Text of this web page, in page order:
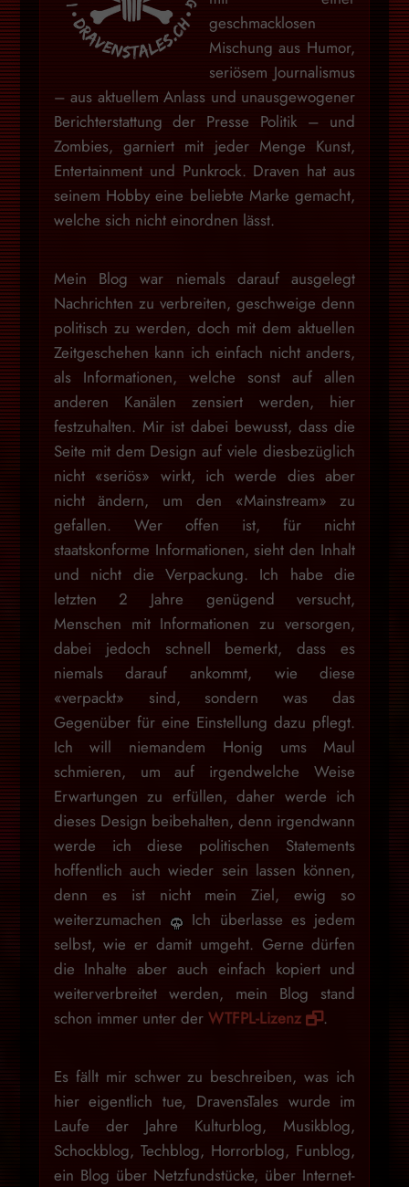
geschmacklosen
Mischung aus Humor,
seriösem Journalismus
– aus aktuellem Anlass und unausgewogener
Berichterstattung der Presse Politik – und
Zombies, garniert mit jeder Menge Kunst,
Entertainment und Punkrock. Draven hat aus
seinem Hobby eine beliebte Marke gemacht,
welche sich nicht einordnen lässt.
Mein Blog war niemals darauf ausgelegt
Nachrichten zu verbreiten, geschweige denn
politisch zu werden, doch mit dem aktuellen
Zeitgeschehen kann ich einfach nicht anders,
als Informationen, welche sonst auf allen
anderen Kanälen zensiert werden, hier
festzuhalten. Mir ist dabei bewusst, dass die
Seite mit dem Design auf viele diesbezüglich
nicht «seriös» wirkt, ich werde dies aber
nicht ändern, um den «Mainstream» zu
gefallen. Wer offen ist, für nicht
staatskonforme Informationen, sieht den Inhalt
und nicht die Verpackung. Ich habe die
letzten 2 Jahre genügend versucht,
Menschen mit Informationen zu versorgen,
dabei jedoch schnell bemerkt, dass es
niemals darauf ankommt, wie diese
«verpackt» sind, sondern was das
Gegenüber für eine Einstellung dazu pflegt.
Ich will niemandem Honig ums Maul
schmieren, um auf irgendwelche Weise
Erwartungen zu erfüllen, daher werde ich
dieses Design beibehalten, denn irgendwann
werde ich diese politischen Statements
hoffentlich auch wieder sein lassen können,
denn es ist nicht mein Ziel, ewig so
weiterzumachen
Ich überlasse es jedem
selbst, wie er damit umgeht. Gerne dürfen
die Inhalte aber auch einfach kopiert und
weiterverbreitet werden, mein Blog stand
schon immer unter der WTFPL-Lizenz .
Es fällt mir schwer zu beschreiben, was ich
hier eigentlich tue, DravensTales wurde im
Laufe der Jahre Kulturblog, Musikblog,
Schockblog, Techblog, Horrorblog, Funblog,
ein Blog über Netzfundstücke, über Internet-